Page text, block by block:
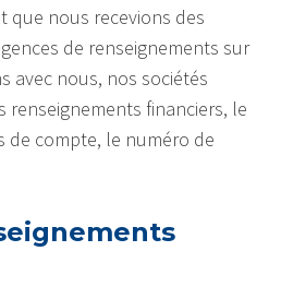
que nous recevions des
de renseignements sur
avec nous, nos sociétés
renseignements financiers, le
de compte, le numéro de